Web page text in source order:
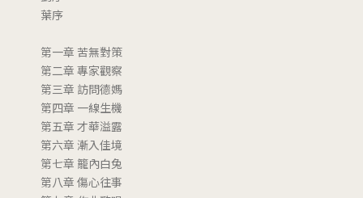
葉序
第一章 苦無對策
第二章 專家觀察
第三章 訪問德媽
第四章 一線生機
第五章 才華溢露
第六章 漸入佳境
第七章 籠內白兔
第八章 傷心往事